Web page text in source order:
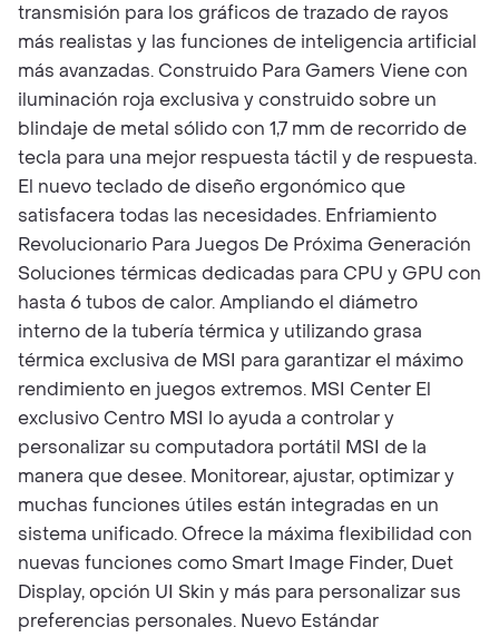
transmisión para los gráficos de trazado de rayos
más realistas y las funciones de inteligencia artificial
más avanzadas. Construido Para Gamers Viene con
iluminación roja exclusiva y construido sobre un
blindaje de metal sólido con 1,7 mm de recorrido de
tecla para una mejor respuesta táctil y de respuesta.
El nuevo teclado de diseño ergonómico que
satisfacera todas las necesidades. Enfriamiento
Revolucionario Para Juegos De Próxima Generación
Soluciones térmicas dedicadas para CPU y GPU con
hasta 6 tubos de calor. Ampliando el diámetro
interno de la tubería térmica y utilizando grasa
térmica exclusiva de MSI para garantizar el máximo
rendimiento en juegos extremos. MSI Center El
exclusivo Centro MSI lo ayuda a controlar y
personalizar su computadora portátil MSI de la
manera que desee. Monitorear, ajustar, optimizar y
muchas funciones útiles están integradas en un
sistema unificado. Ofrece la máxima flexibilidad con
nuevas funciones como Smart Image Finder, Duet
Display, opción UI Skin y más para personalizar sus
preferencias personales. Nuevo Estándar